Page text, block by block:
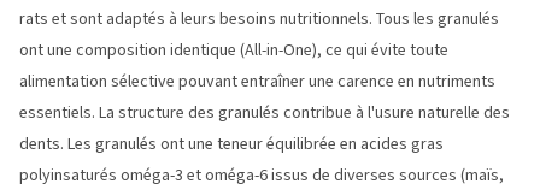
rats et sont adaptés à leurs besoins nutritionnels. Tous les granulés
ont une composition identique (All-in-One), ce qui évite toute
alimentation sélective pouvant entraîner une carence en nutriments
essentiels. La structure des granulés contribue à l'usure naturelle des
dents. Les granulés ont une teneur équilibrée en acides gras
polyinsaturés oméga-3 et oméga-6 issus de diverses sources (maïs,